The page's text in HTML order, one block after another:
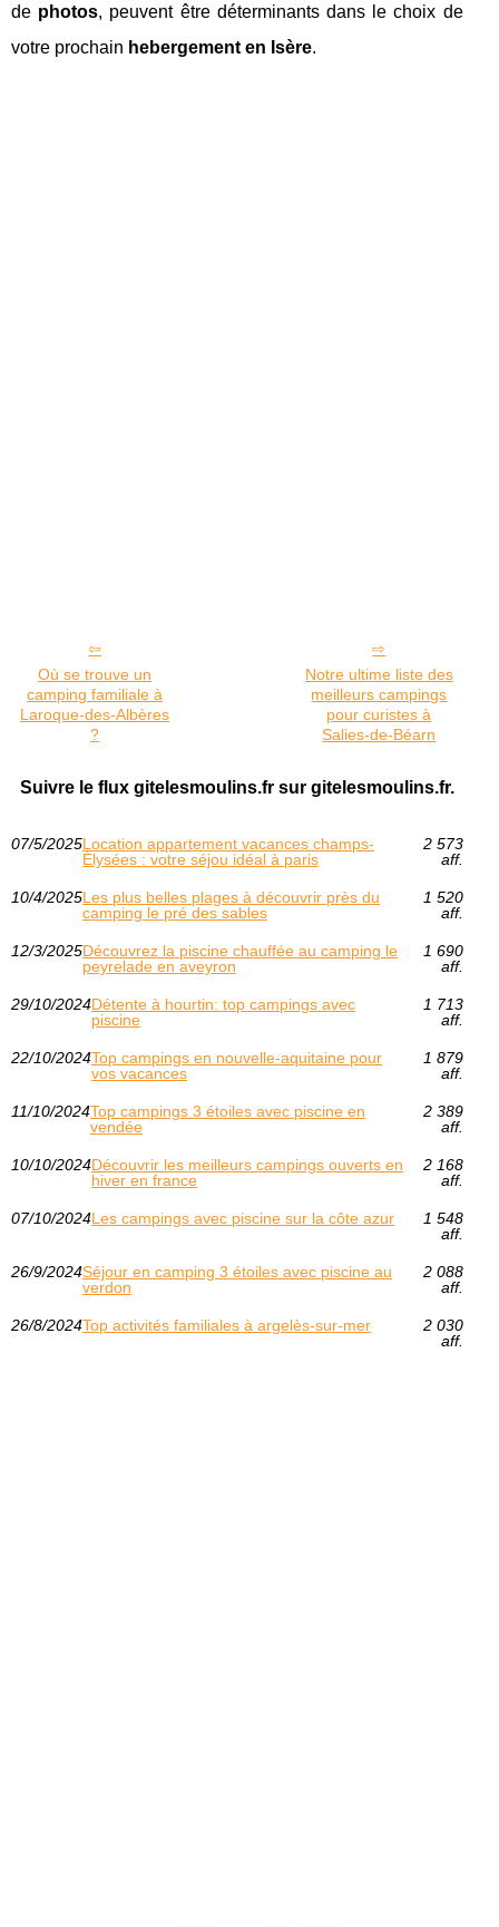
de photos, peuvent être déterminants dans le choix de
votre prochain hebergement en Isère.
Où se trouve un
camping familiale à
Laroque-des-Albères
?
Notre ultime liste des
meilleurs campings
pour curistes à
Salies-de-Béarn
Suivre le flux gitelesmoulins.fr sur gitelesmoulins.fr.
07/5/2025Location appartement vacances champs-
Élysées : votre séjou idéal à paris
2 573
aff.
10/4/2025Les plus belles plages à découvrir près du
camping le pré des sables
1 520
aff.
12/3/2025Découvrez la piscine chauffée au camping le
peyrelade en aveyron
1 690
aff.
29/10/2024Détente à hourtin: top campings avec
piscine
1 713
aff.
22/10/2024Top campings en nouvelle-aquitaine pour
vos vacances
1 879
aff.
11/10/2024Top campings 3 étoiles avec piscine en
vendée
2 389
aff.
10/10/2024Découvrir les meilleurs campings ouverts en
hiver en france
2 168
aff.
07/10/2024Les campings avec piscine sur la côte azur
1 548
aff.
26/9/2024Séjour en camping 3 étoiles avec piscine au
verdon
2 088
aff.
26/8/2024Top activités familiales à argelès-sur-mer
2 030
aff.